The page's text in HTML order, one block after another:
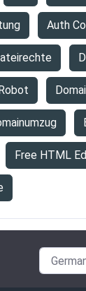
Auth
Free HTML